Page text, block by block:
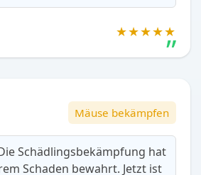
★★★★★
Mäuse bekämpfen
Schädlingsbekämpfung hat
Schaden bewahrt. Jetzt ist